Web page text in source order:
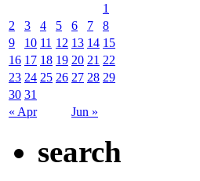
« Apr Jun »
1
2
3 4 5 6 7
8
9
10 11 12 13 14 15
16 17 18 19 20 21 22
23 24 25 26 27 28 29
30 31
search